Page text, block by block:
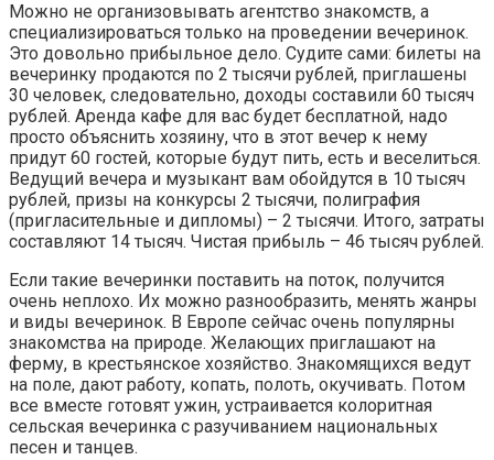
Можно не организовывать агентство знакомств, а
специализироваться только на проведении вечеринок.
Это довольно прибыльное дело. Судите сами: билеты на
вечеринку продаются по 2 тысячи рублей, приглашены
30 человек, следовательно, доходы составили 60 тысяч
рублей. Аренда кафе для вас будет бесплатной, надо
просто объяснить хозяину, что в этот вечер к нему
придут 60 гостей, которые будут пить, есть и веселиться.
Ведущий вечера и музыкант вам обойдутся в 10 тысяч
рублей, призы на конкурсы 2 тысячи, полиграфия
(пригласительные и дипломы) – 2 тысячи. Итого, затраты
составляют 14 тысяч. Чистая прибыль – 46 тысяч рублей.
Если такие вечеринки поставить на поток, получится
очень неплохо. Их можно разнообразить, менять жанры
и виды вечеринок. В Европе сейчас очень популярны
знакомства на природе. Желающих приглашают на
ферму, в крестьянское хозяйство. Знакомящихся ведут
на поле, дают работу, копать, полоть, окучивать. Потом
все вместе готовят ужин, устраивается колоритная
сельская вечеринка с разучиванием национальных
песен и танцев.